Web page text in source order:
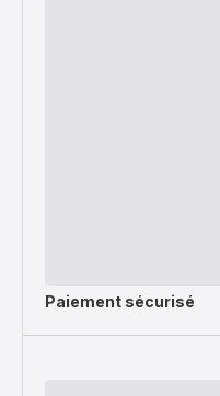
Paiement sécurisé